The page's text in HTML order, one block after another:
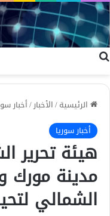
الرئيسية/الأخبار/أخبار
أخبار سوريا
هيئة تحرير
مدينة مورك
الشمالي